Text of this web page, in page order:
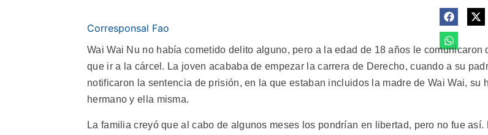
Corresponsal Fao
Wai Wai Nu no había cometido delito alguno, pero a la edad de 18 años le comunicaron
que ir a la cárcel. La joven acababa de empezar la carrera de Derecho, cuando a su
notificaron la sentencia de prisión, en la que estaban incluidos la madre de Wai Wai, su
hermano y ella misma.
La familia creyó que al cabo de algunos meses los pondrían en libertad, pero no fue así.